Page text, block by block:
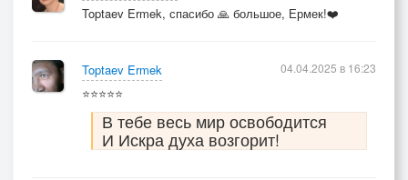
Toptaev Ermek, спасибо 🙏 большое, Ермек!❤️
Toptaev Ermek
⭐⭐⭐⭐⭐
В тебе весь мир освободится
И Искра духа возгорит!
04.04.2025 в 16:23